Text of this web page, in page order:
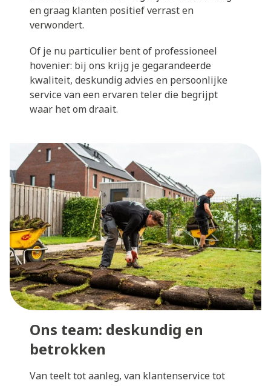
en graag klanten positief verrast en
verwondert.
Of je nu particulier bent of professioneel
hovenier: bij ons krijg je gegarandeerde
kwaliteit, deskundig advies en persoonlijke
service van een ervaren teler die begrijpt
waar het om draait.
Ons team: deskundig en
betrokken
Van teelt tot aanleg, van klantenservice tot